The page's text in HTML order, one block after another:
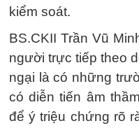
kiểm soát.
BS.CKII Trần Vũ
người trực tiếp theo
ngại là có những
có diễn tiến âm
để ý triệu chứng rõ